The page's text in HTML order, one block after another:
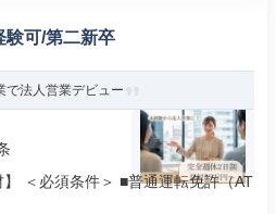
験可/第二新卒
で法人営業デビュー
＜必須条件＞ ■普通運転免許（AT